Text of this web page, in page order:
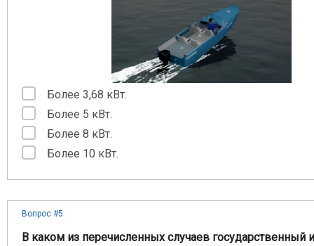
Более 3,68 кВт.
Более 5 кВт.
Более 8 кВт.
Более 10 кВт.
Вопрос #5
В каком из перечисленных случаев государственный